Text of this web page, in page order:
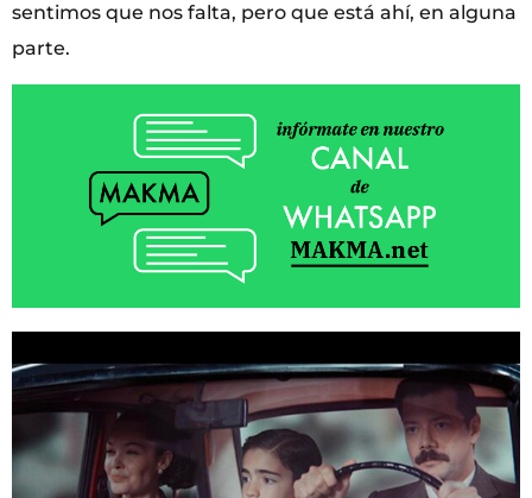
sentimos que nos falta, pero que está ahí, en alguna
parte.